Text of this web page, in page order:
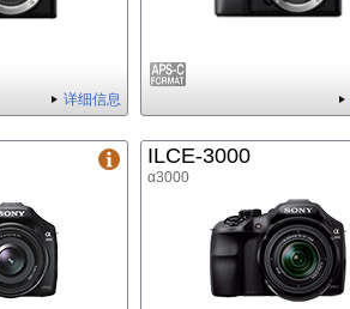
详细信息
ILCE-3000
α3000